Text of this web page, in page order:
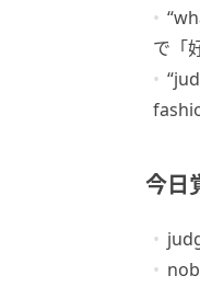
で「
今日